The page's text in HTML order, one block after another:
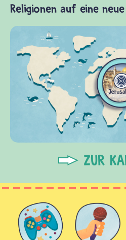
Religionen auf eine
ZUR